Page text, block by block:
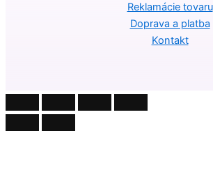
Reklamácie tovaru
Doprava a platba
Kontakt